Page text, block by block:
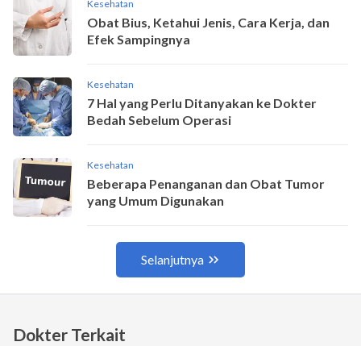
Dokter Terkait